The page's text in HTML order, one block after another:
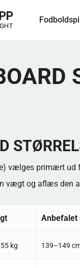
vælges primært ud
vægt og aflæs den
Anbefalet
kg 139–149